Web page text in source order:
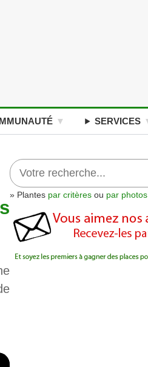
SERVICES
» Plantes par critères ou par photos